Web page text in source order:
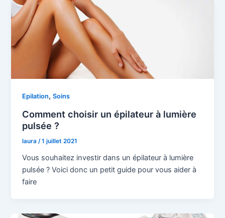
Epilation,Soins
Comment choisir un épilateur à lumière
pulsée ?
laura/1 juillet 2021
Vous souhaitez investir dans un épilateur à lumière
pulsée ? Voici donc un petit guide pour vous aider à
faire